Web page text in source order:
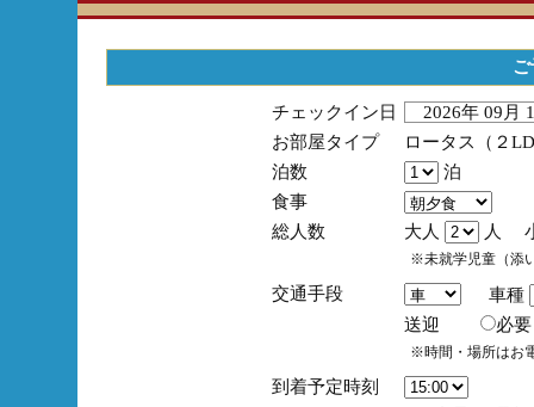
チェックイン日
2026年 09
お部屋タイプ
ロータス（２
泊数
泊
食事
総人数
大人 人
※未就学児童（添
交通手段
車種
送迎
※時間・場所はお
到着予定時刻